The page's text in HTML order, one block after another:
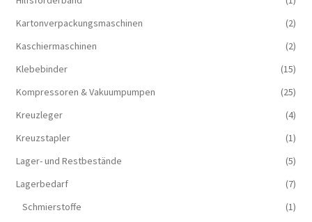
Kartonverpackungsmaschinen
(2)
Kaschiermaschinen
(2)
Klebebinder
(15)
Kompressoren & Vakuum­pumpen
(25)
Kreuzleger
(4)
Kreuzstapler
(1)
Lager- und Restbestände
(5)
Lagerbedarf
(7)
Schmierstoffe
(1)